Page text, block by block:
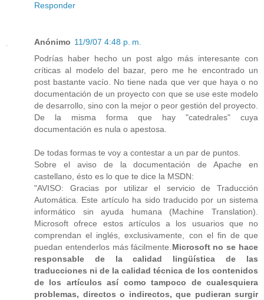
Responder
Anónimo 11/9/07 4:48 p. m.
Podrías haber hecho un post algo más interesante con
críticas al modelo del bazar, pero me he encontrado un
post bastante vacío. No tiene nada que ver que haya o no
documentación de un proyecto con que se use este modelo
de desarrollo, sino con la mejor o peor gestión del proyecto.
De la misma forma que hay "catedrales" cuya
documentación es nula o apestosa.
De todas formas te voy a contestar a un par de puntos.
Sobre el aviso de la documentación de Apache en
castellano, ésto es lo que te dice la MSDN:
"AVISO: Gracias por utilizar el servicio de Traducción
Automática. Este artículo ha sido traducido por un sistema
informático sin ayuda humana (Machine Translation).
Microsoft ofrece estos artículos a los usuarios que no
comprendan el inglés, exclusivamente, con el fin de que
puedan entenderlos más fácilmente. Microsoft no se hace
responsable de la calidad lingüística de las
traducciones ni de la calidad técnica de los contenidos
de los artículos así como tampoco de cualesquiera
problemas, directos o indirectos, que pudieran surgir